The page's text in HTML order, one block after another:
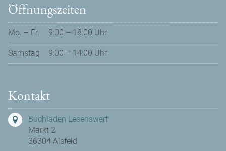
Öffnungszeiten
Mo. – Fr. 9:00 – 18:00 Uhr
Samstag 9:00 – 14:00 Uhr
Kontakt
Buchladen Lesenswert
Markt 2
36304 Alsfeld